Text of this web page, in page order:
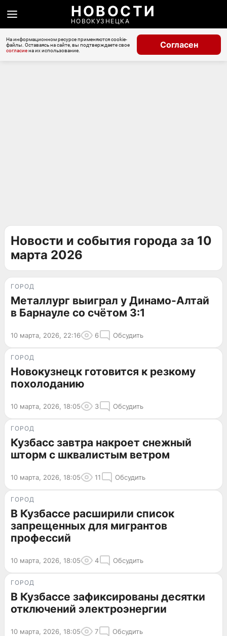
НОВОСТИ
НОВОКУЗНЕЦКА
На информационном ресурсе применяются cookie-
файлы. Оставаясь на сайте, вы подтверждаете свое
согласиена их использование.
Согласен
Новости и события города за 10
марта 2026
ГОРОД
Металлург выиграл у Динамо-Алтай
в Барнауле со счётом 3:1
10 марта, 2026, 22:16 6 Обсудить
ГОРОД
Новокузнецк готовится к резкому
похолоданию
10 марта, 2026, 18:05 3 Обсудить
ГОРОД
Кузбасс завтра накроет снежный
шторм с шквалистым ветром
10 марта, 2026, 18:05 11 Обсудить
ГОРОД
В Кузбассе расширили список
запрещенных для мигрантов
профессий
10 марта, 2026, 18:05 4 Обсудить
ГОРОД
В Кузбассе зафиксированы десятки
отключений электроэнергии
10 марта, 2026, 18:05 7 Обсудить